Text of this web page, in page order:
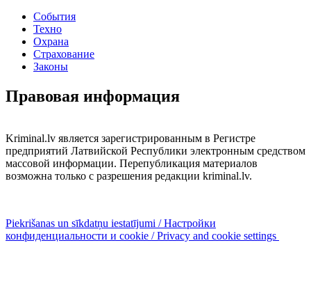
События
Техно
Охрана
Страхование
Законы
Правовая информация
Kriminal.lv является зарегистрированным в Регистре
предприятий Латвийской Республики электронным средством
массовой информации. Перепубликация материалов
возможна только с разрешения редакции kriminal.lv.
Piekrišanas un sīkdatņu iestatījumi / Настройки
конфиденциальности и cookie / Privacy and cookie settings